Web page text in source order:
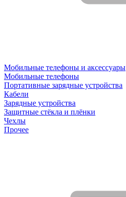
Мобильные телефоны и аксессуары
Мобильные телефоны
Портативные зарядные устройства
Кабели
Зарядные устройства
Защитные стёкла и плёнки
Чехлы
Прочее